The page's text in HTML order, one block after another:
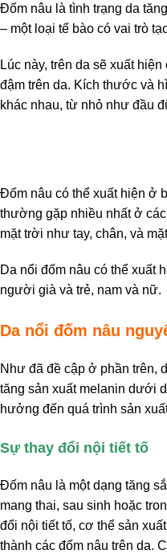
Đốm nâu là tình trạng da
– một loại tế bào có vai trò
Lúc này, trên da sẽ xuất
đậm trên da. Kích thước và
khác nhau, từ nhỏ như đầu
Đốm nâu có thể xuất hiện ở
thường gặp nhiều nhất ở
mặt trời như tay, chân, và
Da nổi đốm nâu có thể xuất
người già và trẻ, nam và nữ.
Da nổi đốm nâu
Như đã đề cập ở phần trên,
tăng sản xuất melanin dưới
hưởng đến quá trình sản
Sự thay đổi nội tiết tố
Đốm nâu là một dạng tăng
mang thai, sau sinh hoặc
đổi nội tiết tố, cơ thể sản
thành các đốm nâu trên da.